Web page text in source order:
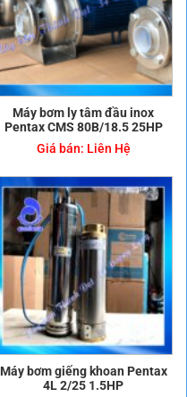
Máy bơm ly tâm đầu inox
Pentax CMS 80B/18.5 25HP
Giá bán: Liên Hệ
Máy bơm giếng khoan Pentax
4L 2/25 1.5HP